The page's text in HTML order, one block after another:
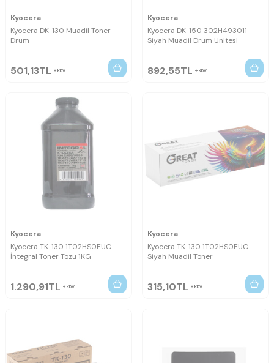
Kyocera
Kyocera DK-130 Muadil Toner
Drum
501,13TL KDV
Kyocera
Kyocera DK-150 302H493011
Siyah Muadil Drum Ünitesi
892,55TL KDV
Kyocera
Kyocera TK-130 1T02HS0EUC
İntegral Toner Tozu 1KG
1.290,91TL KDV
Kyocera
Kyocera TK-130 1T02HS0EUC
Siyah Muadil Toner
315,10TL KDV